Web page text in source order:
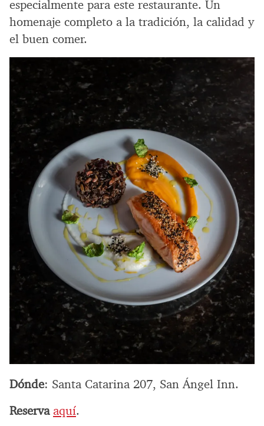
especialmente para este restaurante. Un
homenaje completo a la tradición, la calidad y
el buen comer.
Dónde: Santa Catarina 207, San Ángel Inn.
Reserva aquí.